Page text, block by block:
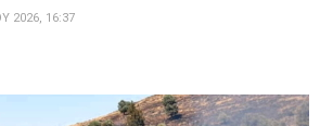
2026, 16:37